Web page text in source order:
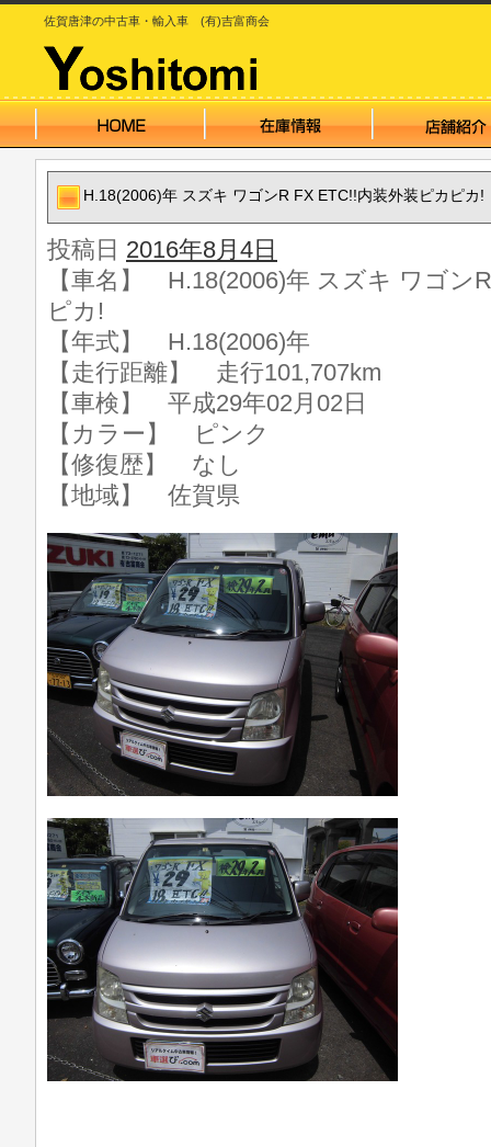
佐賀唐津の中古車・輸入車 (有)吉富商会
H.18(2006)年 スズキ ワゴンR FX ETC!!内装外装ピカピカ!
投稿日 2016年8月4日
【車名】 H.18(2006)年 スズキ ワゴン
ピカ!
【年式】 H.18(2006)年
【走行距離】 走行101,707km
【車検】 平成29年02月02日
【カラー】 ピンク
【修復歴】 なし
【地域】 佐賀県